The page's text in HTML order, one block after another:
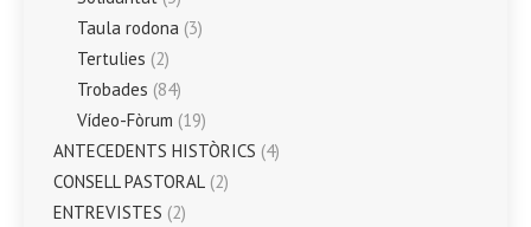
Taula rodona (3)
Tertulies (2)
Trobades (84)
Vídeo-Fòrum (19)
ANTECEDENTS HISTÒRICS (4)
CONSELL PASTORAL (2)
ENTREVISTES (2)